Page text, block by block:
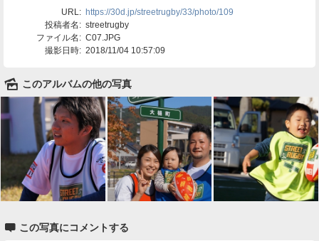
URL: https://30d.jp/streetrugby/33/photo/109
投稿者名: streetrugby
ファイル名: C07.JPG
撮影日時: 2018/11/04 10:57:09
🌄 このアルバムの他の写真
 この写真にコメントする